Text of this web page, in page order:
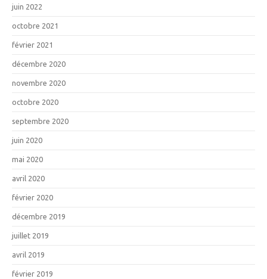
juin 2022
octobre 2021
février 2021
décembre 2020
novembre 2020
octobre 2020
septembre 2020
juin 2020
mai 2020
avril 2020
février 2020
décembre 2019
juillet 2019
avril 2019
février 2019